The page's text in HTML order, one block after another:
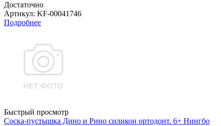
Достаточно
Артикул: KF-00041746
Подробнее
Быстрый просмотр
Соска-пустышка Дино и Рино силикон ортодонт. 6+ Нингбо